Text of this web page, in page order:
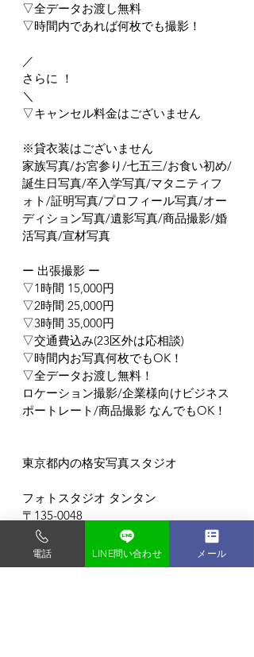
▽全データお渡し無料
▽時間内であれば何枚でも撮影！
／
さらに ！
＼
▽キャンセル料金はございません
※貸衣装はございません
家族写真/お宮参り/七五三/お食い初め/
誕生日写真/卒入学写真/マタニティフ
ォト/証明写真/プロフィール写真/オー
ディション写真/遺影写真/商品撮影/婚
活写真/宣材写真
ー 出張撮影 ー
▽1時間 15,000円
▽2時間 25,000円
▽3時間 35,000円
▽交通費込み(23区外は応相談)
▽時間内お写真何枚でもOK！
▽全データお渡し無料！
ロケーション撮影/企業様向けビジネス
ポートレート/商品撮影 なんでもOK！
東京都内の格安写真スタジオ
フォトスタジオ タンタン
〒135-0048
東京都門前仲町1-9-2-2F
門前仲町駅から徒歩3分 (バリアフリー)
電話 LINE問い合わせ メール